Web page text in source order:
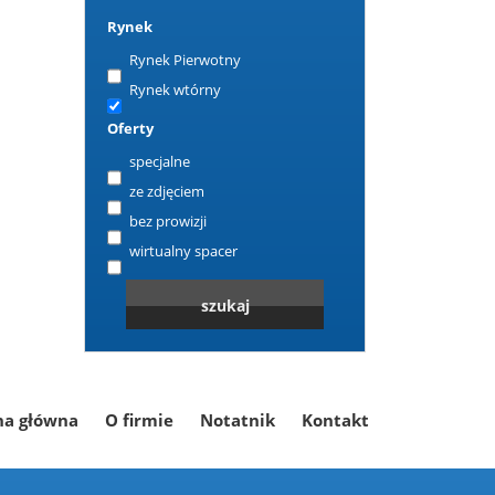
Rynek
Rynek Pierwotny
Rynek wtórny
Oferty
specjalne
ze zdjęciem
bez prowizji
wirtualny spacer
główna O firmie Notatnik Kontakt